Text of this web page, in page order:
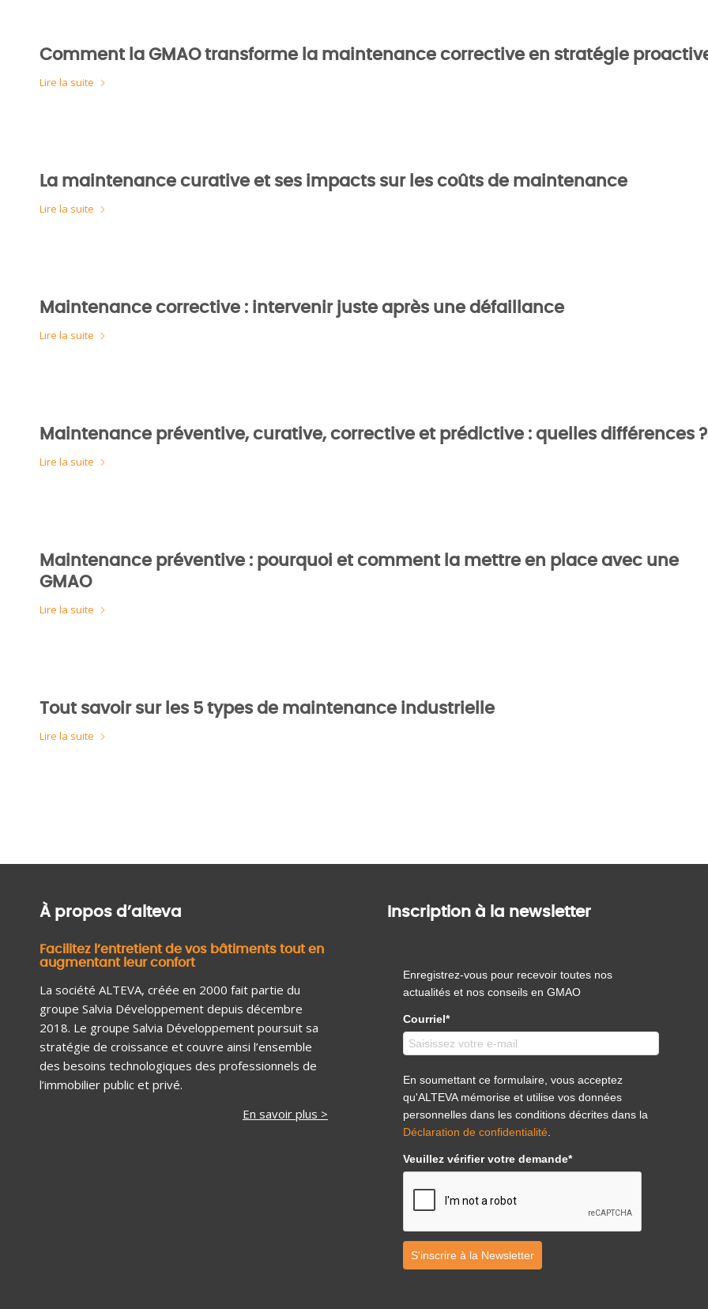
Comment la GMAO transforme la maintenance corrective en stratégie
Lire la suite
La maintenance curative et ses impacts sur les coûts de maintenance
Lire la suite
Maintenance corrective : intervenir juste après une défaillance
Lire la suite
Maintenance préventive, curative, corrective et prédictive : quelles différences ?
Lire la suite
Maintenance préventive : pourquoi et comment la mettre en place avec une
GMAO
Lire la suite
Tout savoir sur les 5 types de maintenance industrielle
Lire la suite
À propos d’alteva
Facilitez l’entretient de vos bâtiments tout en
augmentant leur confort
La société ALTEVA, créée en 2000 fait partie du
groupe Salvia Développement depuis décembre
2018. Le groupe Salvia Développement poursuit sa
stratégie de croissance et couvre ainsi l’ensemble
des besoins technologiques des professionnels de
l’immobilier public et privé.
En savoir plus >
Inscription à la newsletter
Enregistrez-vous pour recevoir toutes nos
actualités et nos conseils en GMAO
Courriel*
En soumettant ce formulaire, vous acceptez
qu'ALTEVA mémorise et utilise vos données
personnelles dans les conditions décrites dans la
Déclaration de confidentialité
Veuillez vérifier votre demande*
S'inscrire à la Newsletter